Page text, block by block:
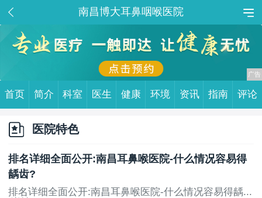
南昌博大耳鼻咽喉医院
首页 简介 科室 医生 健康 环境 资讯 指南 评论
医院特色
排名详细全面公开:南昌耳鼻喉医院-什么情况容易得
龋齿?
排名详细全面公开:南昌耳鼻喉医院-什么情况容易得龋...